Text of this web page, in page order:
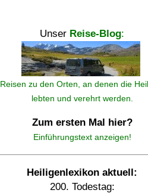
Unser Reise-Blog:
Reisen zu den Orten, an denen die
lebten und verehrt werden.
Zum ersten Mal hier?
Einführungstext anzeigen!
Heiligenlexikon aktuell:
200. Todestag: